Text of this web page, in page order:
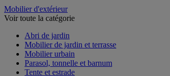
Mobilier d'extérieur
Abri de jardin
Mobilier de jardin et terrasse
Mobilier urbain
Parasol, tonnelle et barnum